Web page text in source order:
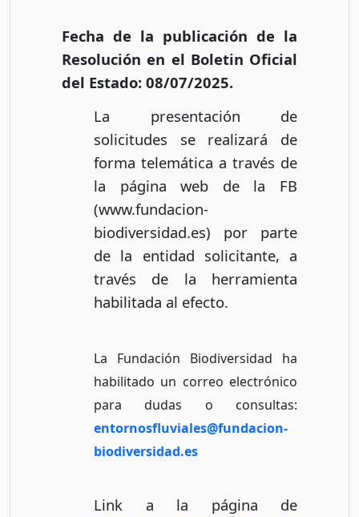
Fecha de la publicación de la
Resolución en el Boletin Oficial
del Estado: 08/07/2025.
La presentación de
solicitudes se realizará de
forma telemática a través de
la página web de la FB
(www.fundacion-
biodiversidad.es) por parte
de la entidad solicitante, a
través de la herramienta
habilitada al efecto.
La Fundación Biodiversidad ha
habilitado un correo electrónico
para dudas o consultas:
entornosfluviales@fundacion-
biodiversidad.es
Link a la página de